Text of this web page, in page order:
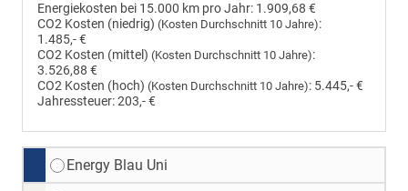
Energiekosten bei 15.000 km pro Jahr: 1.909,68 €
CO2 Kosten (niedrig) (Kosten Durchschnitt 10 Jahre):
1.485,- €
CO2 Kosten (mittel) (Kosten Durchschnitt 10 Jahre):
3.526,88 €
CO2 Kosten (hoch) (Kosten Durchschnitt 10 Jahre): 5.445,- €
Jahressteuer:203,- €
Energy Blau Uni